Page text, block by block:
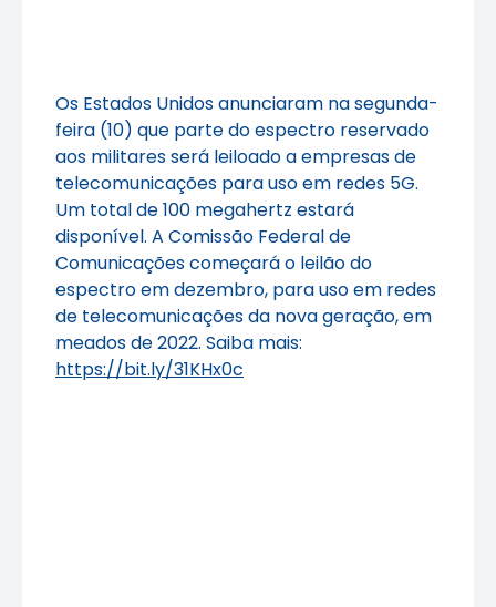
Os Estados Unidos anunciaram na segunda-
feira (10) que parte do espectro reservado
aos militares será leiloado a empresas de
telecomunicações para uso em redes 5G.
Um total de 100 megahertz estará
disponível. A Comissão Federal de
Comunicações começará o leilão do
espectro em dezembro, para uso em redes
de telecomunicações da nova geração, em
meados de 2022. Saiba mais:
https://bit.ly/31KHx0c